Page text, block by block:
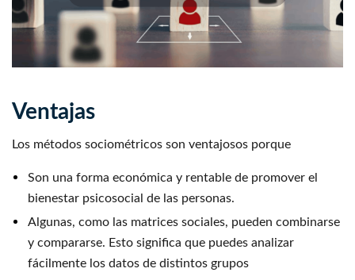
Ventajas
Los métodos sociométricos son ventajosos porque
Son una forma económica y rentable de promover el
bienestar psicosocial de las personas.
Algunas, como las matrices sociales, pueden combinarse
y compararse. Esto significa que puedes analizar
fácilmente los datos de distintos grupos